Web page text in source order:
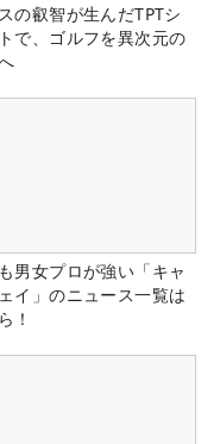
の叡智が生んだTPTシ
で、ゴルフを異次元の
男女プロが強い「キャ
イ」のニュース一覧は
！